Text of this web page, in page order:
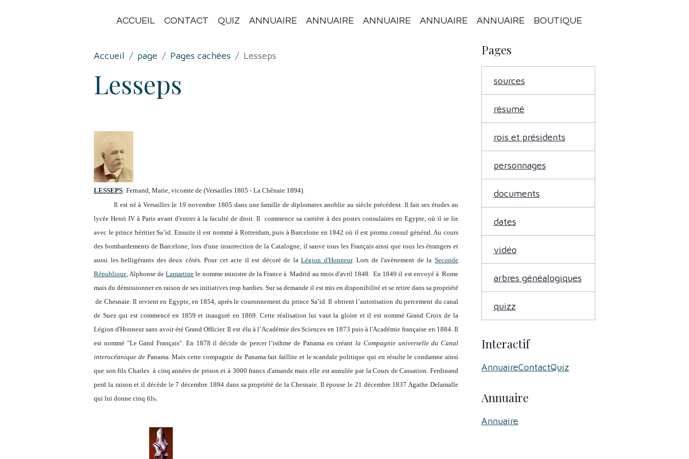
ACCUEIL CONTACT QUIZ ANNUAIRE ANNUAIRE ANNUAIRE ANNUAIRE ANNUAIRE BOUTIQUE
Accueil page Pages cachées Lesseps
Lesseps
LESSEPS: Fernand, Marie, vicomte de (Versailles 1805 - La Chênaie 1894).
Il est né à Versailles le 19 novembre 1805 dans une famille de diplomates anoblie au siècle précédent. Il fait ses études au
lycée Henri IV à Paris avant d'entrer à la faculté de droit. Il commence sa carrière à des postes consulaires en Egypte, où il se lie
avec le prince héritier Sa’id. Ensuite il est nommé à Rotterdam, puis à Barcelone en 1842 où il est promu consul général. Au cours
des bombardements de Barcelone, lors d'une insurrection de la Catalogne, il sauve tous les Français ainsi que tous les étrangers et
aussi les belligérants des deux côtés. Pour cet acte il est décoré de laLégion d'Honneur. Lors de l'avènement de laSeconde
République, Alphonse deLamartine le nomme ministre de la France à Madrid au mois d'avril 1848. En 1849 il est envoyé à Rome
mais du démissionner en raison de ses initiatives trop hardies. Sur sa demande il est mis en disponibilité et se retire dans sa propriété
de Chesnaie. Il revient en Egypte, en 1854, après le couronnement du prince Sa’id. Il obtient l’autorisation du percement du canal
de Suez qui est commencé en 1859 et inauguré en 1869. Cette réalisation lui vaut la gloire et il est nommé Grand Croix de la
Légion d'Honneur sans avoir été Grand Officier. Il est élu à l’Académie des Sciences en 1873 puis à l'Académie française en 1884. Il
est nommé "Le Gand Français". En 1878 il décide de percer l’isthme de Panama en créant la Compagnie universelle du Canal
interocéanique de Panama. Mais cette compagnie de Panama fait faillite et le scandale politique qui en résulte le condamne ainsi
que son fils Charles à cinq années de prison et à 3000 francs d'amande mais elle est annulée par la Cours de Cassation. Ferdinand
perd la raison et il décède le 7 décembre 1894 dans sa propriété de la Chesnaie. Il épouse le 21 décembre 1837 Agathe Delamalle
qui lui donne cinq fils.
Pages
sources
résumé
rois et présidents
personnages
documents
dates
vidéo
arbres généalogiques
quizz
Interactif
AnnuaireContactQuiz
Annuaire
Annuaire